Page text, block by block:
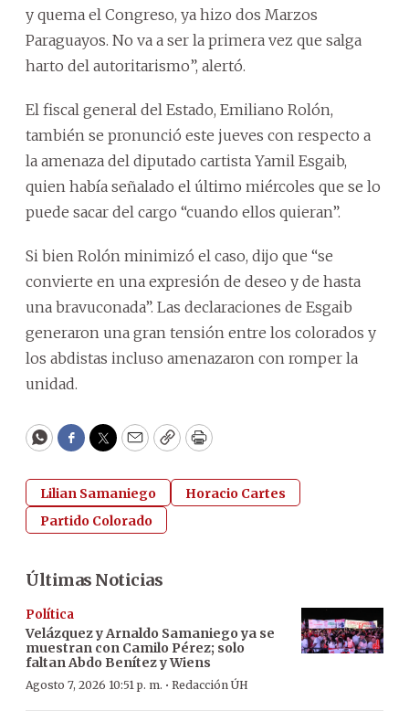
y quema el Congreso, ya hizo dos Marzos
Paraguayos. No va a ser la primera vez que salga
harto del autoritarismo”, alertó.
El fiscal general del Estado, Emiliano Rolón,
también se pronunció este jueves con respecto a
la amenaza del diputado cartista Yamil Esgaib,
quien había señalado el último miércoles que se lo
puede sacar del cargo “cuando ellos quieran”.
Si bien Rolón minimizó el caso, dijo que “se
convierte en una expresión de deseo y de hasta
una bravuconada”. Las declaraciones de Esgaib
generaron una gran tensión entre los colorados y
los abdistas incluso amenazaron con romper la
unidad.
WhatsApp
Facebook
Twitter
EmailCopyPrint
Lilian Samaniego
Horacio Cartes
Partido Colorado
Últimas Noticias
Política
Velázquez y Arnaldo Samaniego ya se
muestran con Camilo Pérez; solo
faltan Abdo Benítez y Wiens
Agosto 7, 2026 10:51 p. m. · Redacción ÚH